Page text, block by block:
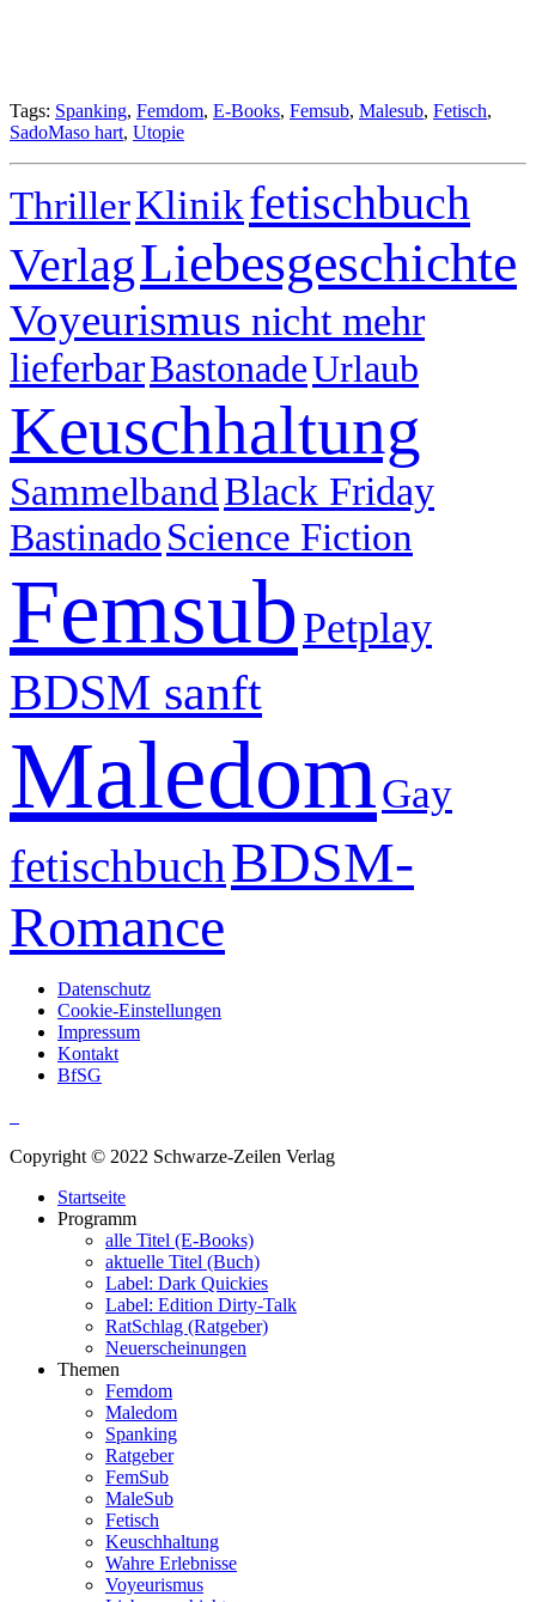
Tags: Spanking, Femdom, E-Books, Femsub, Malesub, Fetisch,
SadoMaso hart, Utopie
ThrillerKlinikfetischbuch
VerlagLiebesgeschichte
Voyeurismus nicht mehr
lieferbarBastonadeUrlaub
Keuschhaltung
SammelbandBlack Friday
BastinadoScience Fiction
FemsubPetplay
BDSM sanft
MaledomGay
fetischbuchBDSM-
Romance
Datenschutz
Cookie-Einstellungen
Impressum
Kontakt
BfSG
Copyright © 2022 Schwarze-Zeilen Verlag
Startseite
Programm
alle Titel (E-Books)
aktuelle Titel (Buch)
Label: Dark Quickies
Label: Edition Dirty-Talk
RatSchlag (Ratgeber)
Neuerscheinungen
Themen
Femdom
Maledom
Spanking
Ratgeber
FemSub
MaleSub
Fetisch
Keuschhaltung
Wahre Erlebnisse
Voyeurismus